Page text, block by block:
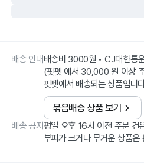
배송 안내배송비 3000원 • CJ대한통
(핏펫 에서 30,000 원 이상
핏펫에서 배송되는 상품입니
묶음배송 상품 보기
배송 공지평일 오후 16시 이전 주문 건
부피가 크거나 무거운 상품은